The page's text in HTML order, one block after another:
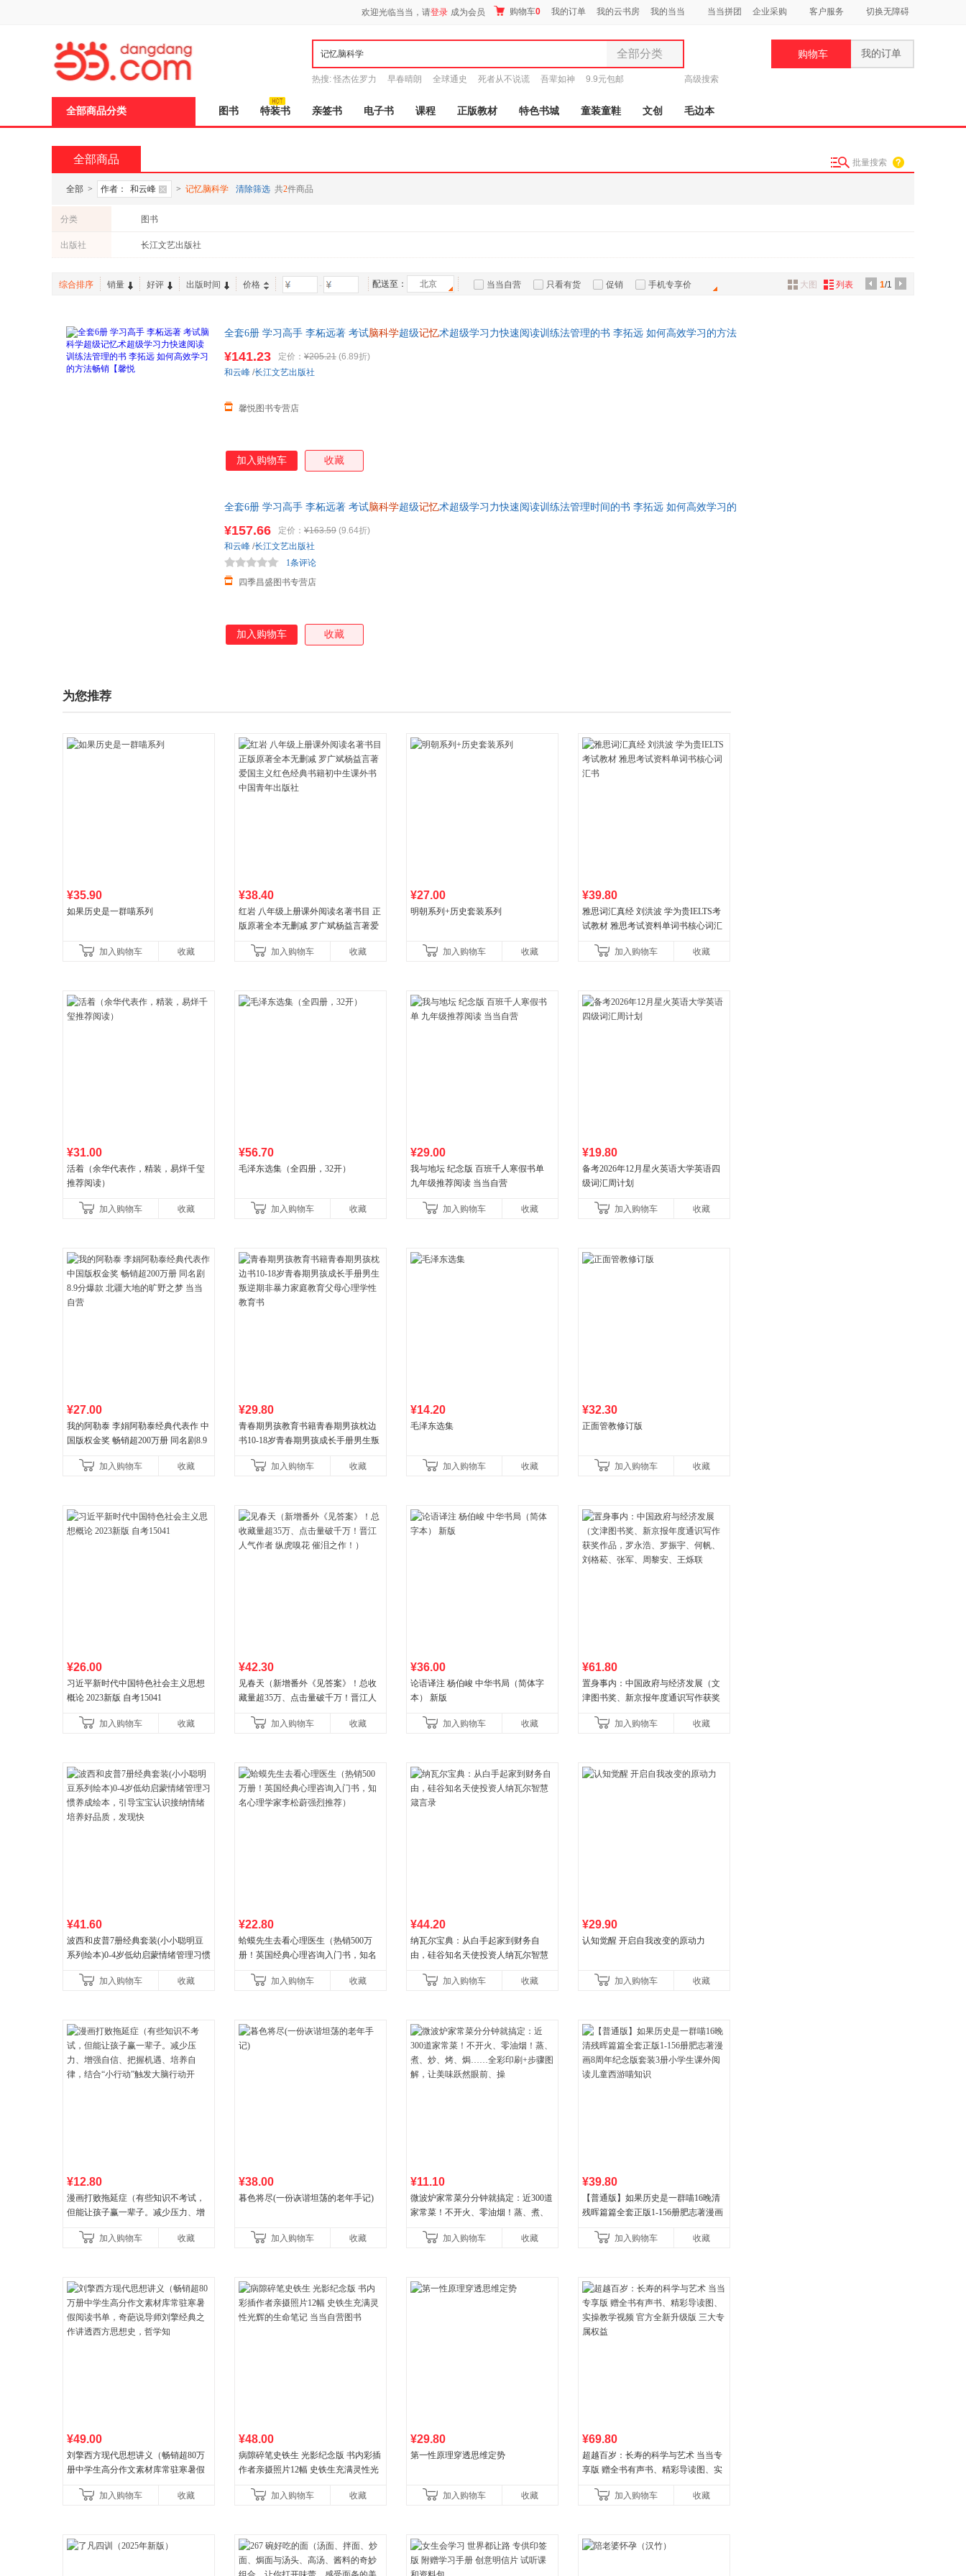
欢迎光临当当，请登录 成为会员 购物车0 我的订单 我的云书房 我的当当 当当拼团 企业采购 客户服务 切换无障碍
全部分类
全部分类
图书
电子书
家具装饰
箱包皮具
热搜: 怪杰佐罗力 早春晴朗 全球通史 死者从不说谎 吾辈如神 9.9元包邮 高级搜索
购物车 我的订单
全部商品分类 图书 特装书 亲签书 电子书 课程 正版教材 特色书城 童装童鞋 文创 毛边本
全部商品 批量搜索
全部 > 作者： 和云峰 > 记忆脑科学 清除筛选 共2件商品
分类 图书
出版社 长江文艺出版社
综合排序 销量 好评 出版时间 价格 - 配送至： 北京 当当自营 只看有货 促销 手机专享价 1/1
大图 列表
全套6册 学习高手 李柘远著 考试脑科学超级记忆术超级学习力快速阅读训练法管理的书 李拓远 如何高效学习的方法
¥141.23 定价： ¥205.21 (6.89折)
馨悦图书专营店
和云峰 /长江文艺出版社
加入购物车 收藏
全套6册 学习高手 李柘远著 考试脑科学超级记忆术超级学习力快速阅读训练法管理时间的书 李拓远 如何高效学习的
¥157.66 定价： ¥163.59 (9.64折)
四季昌盛图书专营店
1条评论
和云峰 /长江文艺出版社
加入购物车 收藏
为您推荐
¥35.90
如果历史是一群喵系列
加入购物车 收藏
¥38.40
红岩 八年级上册课外阅读名著书目 正
版原著全本无删减 罗广斌杨益言著爱
国青年出版社加入购物车 收藏
¥27.00
明朝系列+历史套装系列
加入购物车 收藏
¥39.80
雅思词汇真经 刘洪波 学为贵IELTS考
试教材 雅思考试资料单词书核心词汇
加入购物车
收藏
¥31.00
活着（余华代表作，精装，易烊千玺
推荐阅读）
加入购物车 收藏
¥56.70
毛泽东选集（全四册，32开）
加入购物车 收藏
¥29.00
我与地坛 纪念版 百班千人寒假书单
九年级推荐阅读 当当自营
加入购物车 收藏
¥19.80
备考2026年12月星火英语大学英语四
级词汇周计划
加入购物车 收藏
¥27.00
我的阿勒泰 李娟阿勒泰经典代表作 中
国版权金奖 畅销超200万册 同名剧8.9
加入购物车
收藏
¥29.80
青春期男孩教育书籍青春期男孩枕边
书10-18岁青春期男孩成长手册男生叛
育书
加入购物车 收藏
¥14.20
毛泽东选集
加入购物车 收藏
¥32.30
正面管教修订版
加入购物车 收藏
¥26.00
习近平新时代中国特色社会主义思想
概论 2023新版 自考15041
加入购物车 收藏
¥42.30
见春天（新增番外《见答案》！总收
藏量超35万、点击量破千万！晋江人
加入购物车
收藏
¥36.00
论语译注 杨伯峻 中华书局（简体字
本） 新版
加入购物车 收藏
¥61.80
置身事内：中国政府与经济发展（文
津图书奖、新京报年度通识写作获奖
菘、张军、周黎安、王烁联
加入购物车 收藏
¥41.60
波西和皮普7册经典套装(小小聪明豆
系列绘本)0-4岁低幼启蒙情绪管理习惯
养好品质，发现快
加入购物车 收藏
¥22.80
蛤蟆先生去看心理医生（热销500万
册！英国经典心理咨询入门书，知名
加入购物车
收藏
¥44.20
纳瓦尔宝典：从白手起家到财务自
由，硅谷知名天使投资人纳瓦尔智慧
加入购物车
收藏
¥29.90
认知觉醒 开启自我改变的原动力
加入购物车 收藏
¥12.80
漫画打败拖延症（有些知识不考试，
但能让孩子赢一辈子。减少压力、增
合“小行动”触发大脑行动开
加入购物车 收藏
¥38.00
暮色将尽(一份诙谐坦荡的老年手记)
加入购物车 收藏
¥11.10
微波炉家常菜分分钟就搞定：近300道
家常菜！不开火、零油烟！蒸、煮、
让美味跃然眼前、操
加入购物车 收藏
¥39.80
【普通版】如果历史是一群喵16晚清
残晖篇篇全套正版1-156册肥志著漫画
儿童西游喵知识
加入购物车 收藏
¥49.00
刘擎西方现代思想讲义（畅销超80万
册中学生高分作文素材库常驻寒暑假
讲透西方思想史，哲学知
加入购物车 收藏
¥48.00
病隙碎笔史铁生 光影纪念版 书内彩插
作者亲摄照片12幅 史铁生充满灵性光
加入购物车
收藏
¥29.80
第一性原理穿透思维定势
加入购物车 收藏
¥69.80
超越百岁：长寿的科学与艺术 当当专
享版 赠全书有声书、精彩导读图、实
权益
加入购物车 收藏
页